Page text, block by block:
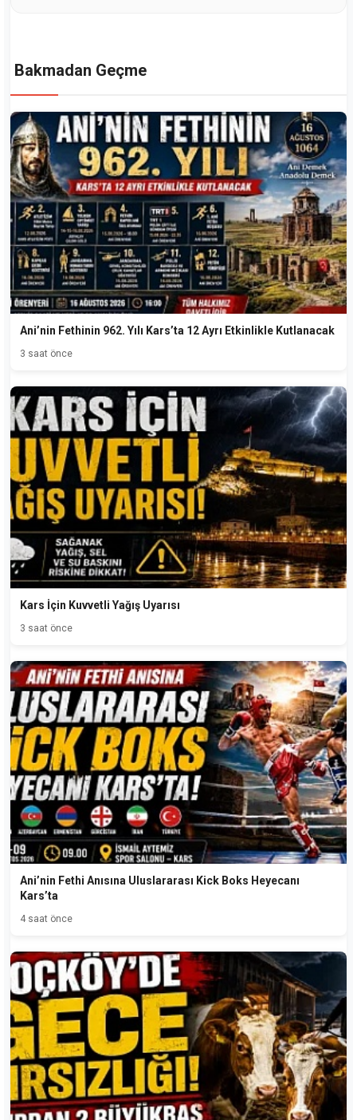
Bakmadan Geçme
Ani’nin Fethinin 962. Yılı Kars’ta 12 Ayrı Etkinlikle Kutlanacak
3 saat önce
Kars İçin Kuvvetli Yağış Uyarısı
3 saat önce
Ani’nin Fethi Anısına Uluslararası Kick Boks Heyecanı
Kars’ta
4 saat önce